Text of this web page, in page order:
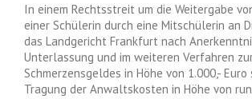
In einem Rechtsstreit um die Weitergabe
einer Schülerin durch eine Mitschülerin an
das Landgericht Frankfurt nach
Unterlassung und im weiteren Verfahren
Schmerzensgeldes in Höhe von 1.000,-
Tragung der Anwaltskosten in Höhe von